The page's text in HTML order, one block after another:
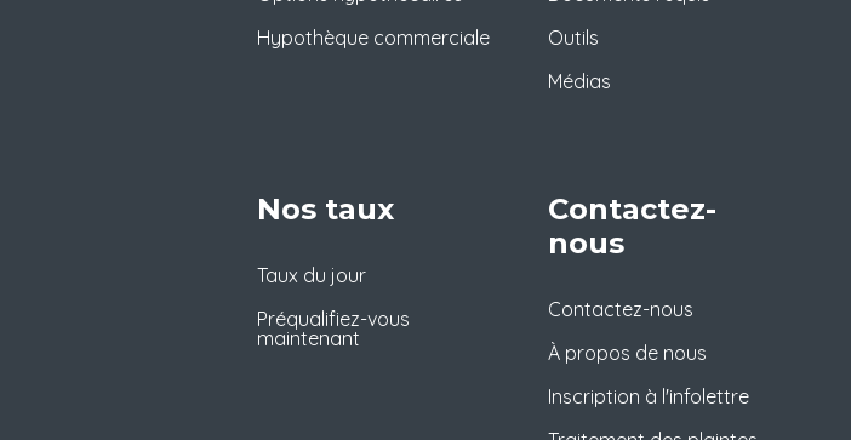
Hypothèque commerciale
Outils
Médias
Nos taux
Taux du jour
Préqualifiez-vous
maintenant
Contactez-
nous
Contactez-nous
À propos de nous
Inscription à l'infolettre